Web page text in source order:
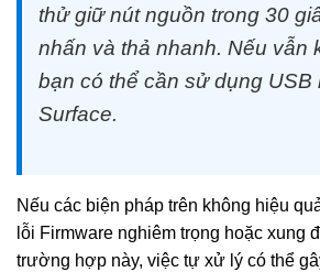
thử giữ nút nguồn trong 30
nhấn và thả nhanh. Nếu vẫn
bạn có thể cần sử dụng USB
Surface.
Nếu các biện pháp trên không hiệu
lỗi Firmware nghiêm trọng hoặc xung
trường hợp này, việc tự xử lý có thể